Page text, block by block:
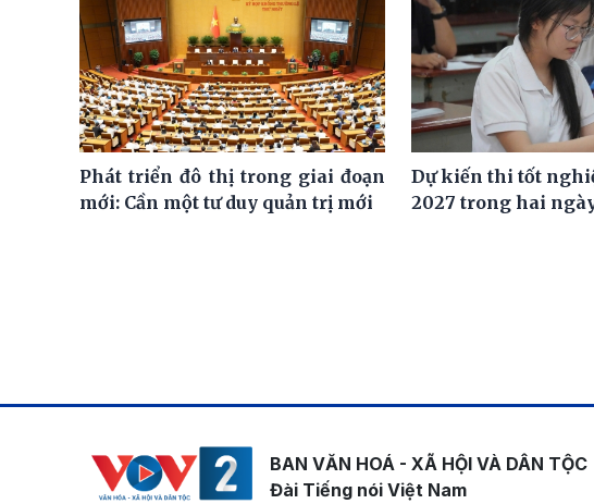
Phát triển đô thị trong giai đoạn
mới: Cần một tư duy quản trị mới
Dự kiến thi tốt
2027 trong hai ngày
BAN VĂN HOÁ - XÃ HỘI VÀ DÂN TỘC
Đài Tiếng nói Việt Nam